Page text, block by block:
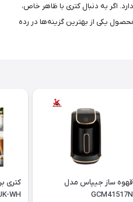
اگر به دنبال کتری با ظاهر خاص،
یکی از بهترین گزینه‌ها در رده
قهوه ساز جیپاس مدل
GCM41517N
کتری
WH